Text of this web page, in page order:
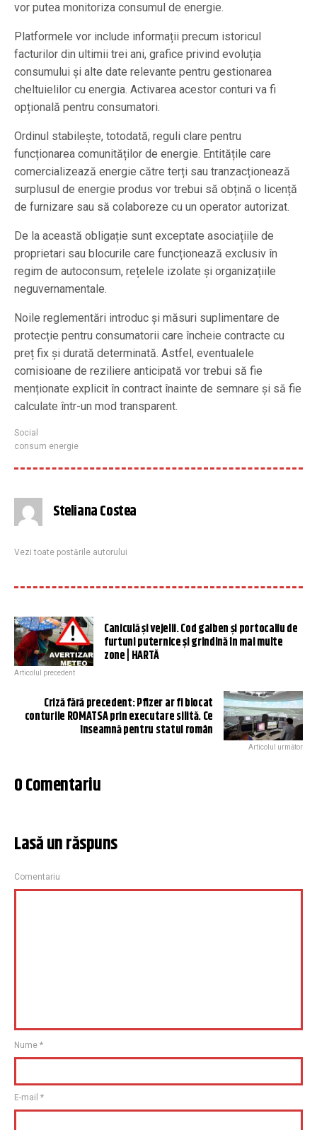
vor putea monitoriza consumul de energie.
Platformele vor include informații precum istoricul
facturilor din ultimii trei ani, grafice privind evoluția
consumului și alte date relevante pentru gestionarea
cheltuielilor cu energia. Activarea acestor conturi va fi
opțională pentru consumatori.
Ordinul stabilește, totodată, reguli clare pentru
funcționarea comunităților de energie. Entitățile care
comercializează energie către terți sau tranzacționează
surplusul de energie produs vor trebui să obțină o licență
de furnizare sau să colaboreze cu un operator autorizat.
De la această obligație sunt exceptate asociațiile de
proprietari sau blocurile care funcționează exclusiv în
regim de autoconsum, rețelele izolate și organizațiile
neguvernamentale.
Noile reglementări introduc și măsuri suplimentare de
protecție pentru consumatorii care încheie contracte cu
preț fix și durată determinată. Astfel, eventualele
comisioane de reziliere anticipată vor trebui să fie
menționate explicit în contract înainte de semnare și să fie
calculate într-un mod transparent.
Social
consum energie
Steliana Costea
Vezi toate postările autorului
Caniculă și vejelii. Cod galben și portocaliu de
furtuni puternice și grindină în mai multe
zone | HARTĂ
Articolul precedent
Criză fără precedent: Pfizer ar fi blocat
conturile ROMATSA prin executare silită. Ce
înseamnă pentru statul român
Articolul următor
0 Comentariu
Lasă un răspuns
Comentariu
Nume *
E-mail *